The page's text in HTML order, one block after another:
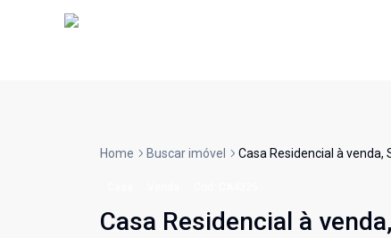
Home Buscar imóvel Casa Residencial à venda,
Casa Residencial à